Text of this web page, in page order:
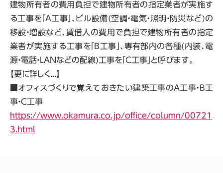
建物所有者の費用負担で建物所有者の指定業者が実施す
る工事を「A工事」、ビル設備(空調・電気・照明・防災など)の
移設・増設など、賃借人の費用で負担で建物所有者の指定
業者が実施する工事を「B工事」、専有部内の各種(内装、電
源・電話・LANなどの配線)工事を「C工事」と呼びます。
【更に詳しく...】
■オフィスづくりで覚えておきたい建築工事のA工事・B工
事・C工事
https://www.okamura.co.jp/office/column/00721
3.html